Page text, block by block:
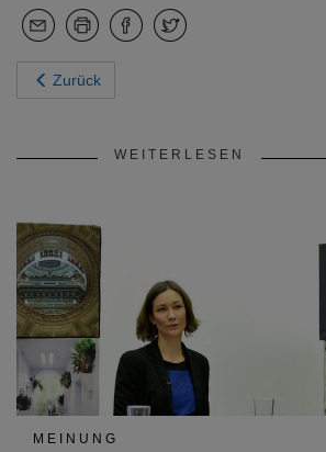
Zurück
WEITERLESEN
MEINUNG